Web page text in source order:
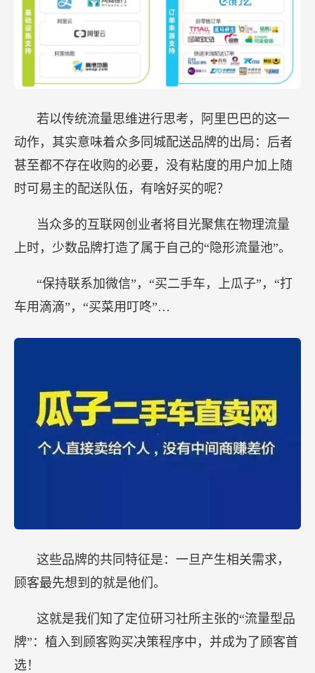
若以传统流量思维进行思考，阿里巴巴的这一
动作，其实意味着众多同城配送品牌的出局：后者
甚至都不存在收购的必要，没有粘度的用户加上随
时可易主的配送队伍，有啥好买的呢？
当众多的互联网创业者将目光聚焦在物理流量
上时，少数品牌打造了属于自己的“隐形流量池”。
“保持联系加微信”，“买二手车，上瓜子”，“打
车用滴滴”，“买菜用叮咚”…
这些品牌的共同特征是：一旦产生相关需求，
顾客最先想到的就是他们。
这就是我们知了定位研习社所主张的“流量型品
牌”：植入到顾客购买决策程序中，并成为了顾客首
选！